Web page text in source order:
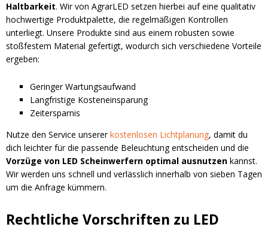
Haltbarkeit. Wir von AgrarLED setzen hierbei auf eine qualitativ
hochwertige Produktpalette, die regelmäßigen Kontrollen
unterliegt. Unsere Produkte sind aus einem robusten sowie
stoßfestem Material gefertigt, wodurch sich verschiedene Vorteile
ergeben:
Geringer Wartungsaufwand
Langfristige Kosteneinsparung
Zeitersparnis
Nutze den Service unsererkostenlosen Lichtplanung, damit du
dich leichter für die passende Beleuchtung entscheiden und die
Vorzüge von LED Scheinwerfern optimal ausnutzen kannst.
Wir werden uns schnell und verlässlich innerhalb von sieben Tagen
um die Anfrage kümmern.
Rechtliche Vorschriften zu LED